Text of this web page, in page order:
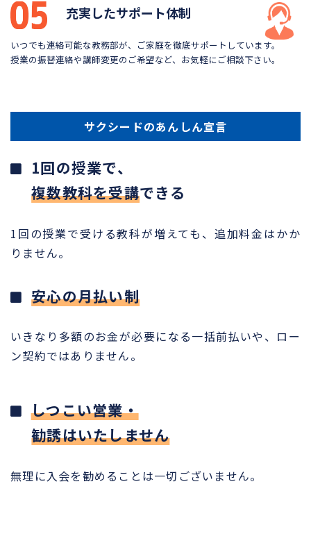
充実したサポート体制
いつでも連絡可能な教務部が、ご家庭を徹底サポートしています。
授業の振替連絡や講師変更のご希望など、お気軽にご相談下さい。
サクシードのあんしん宣言
1回の授業で、
複数教科を受講できる
1回の授業で受ける教科が増えても、追加料金はかか
りません。
安心の月払い制
いきなり多額のお金が必要になる一括前払いや、ロー
ン契約ではありません。
しつこい営業・
勧誘はいたしません
無理に入会を勧めることは一切ございません。